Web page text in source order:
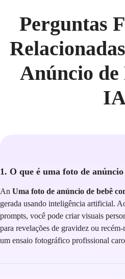
Perguntas
Anúncio de
1. O que é uma foto de
An Uma foto de anúncio de bebê
gerada usando inteligência artificial.
prompts, você pode criar visuais
para revelações de gravidez ou
um ensaio fotográfico profissional